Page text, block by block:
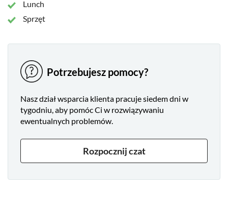
Lunch
Sprzęt
Potrzebujesz pomocy?
Nasz dział wsparcia klienta pracuje siedem dni w
tygodniu, aby pomóc Ci w rozwiązywaniu
ewentualnych problemów.
Rozpocznij czat